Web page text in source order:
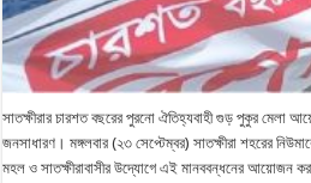
সাতক্ষীরার চারশত বছরের পুরনো ঐতিহ্যবাহী গুড় পুকুর মেলা
জনসাধারণ। মঙ্গলবার (২৩ সেপ্টেম্বর) সাতক্ষীরা শহরের
মহল ও সাতক্ষীরাবাসীর উদ্যোগে এই মানববন্ধনের আয়োজন